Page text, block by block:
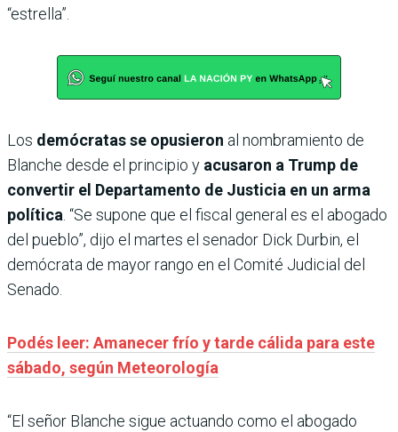
“estrella”.
Los demócratas se opusieron al nombramiento de
Blanche desde el principio y acusaron a Trump de
convertir el Departamento de Justicia en un arma
política. “Se supone que el fiscal general es el abogado
del pueblo”, dijo el martes el senador Dick Durbin, el
demócrata de mayor rango en el Comité Judicial del
Senado.
Podés leer: Amanecer frío y tarde cálida para este
sábado, según Meteorología
“El señor Blanche sigue actuando como el abogado